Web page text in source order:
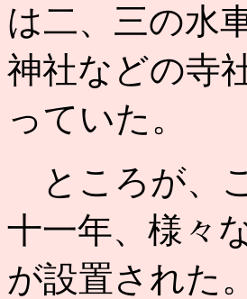
は二、三の水
神社などの寺
っていた。
ところが、
十一年、様々
が設置された。